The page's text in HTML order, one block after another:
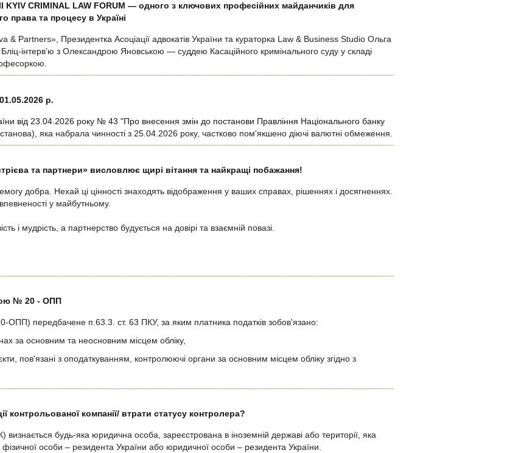
CRIMINAL LAW FORUM — одного з ключових професійних майданчиків для
права та процесу в Україні
Президентка Асоціації адвокатів України та кураторка Law & Business Studio Ольга
інтерв’ю з Олександрою Яновською — суддею Касаційного кримінального суду у складі
р.
від 23.04.2026 року № 43 "Про внесення змін до постанови Правління Національного банку
яка набрала чинності з 25.04.2026 року, частково пом'якшено діючі валютні обмеження.
та партнери» висловлює щирі вітання та найкращі побажання!
добра. Нехай ці цінності знаходять відображення у ваших справах, рішеннях і досягненнях.
у майбутньому.
і мудрість, а партнерство будується на довірі та взаємній повазі.
№ 20 - ОПП
передбачене п.63.3. ст. 63 ПКУ, за яким платника податків зобов'язано:
за основним та неосновним місцем обліку,
пов'язані з оподаткуванням, контролюючі органи за основним місцем обліку згідно з
контрольованої компанії/ втрати статусу контролера?
будь-яка юридична особа, зареєстрована в іноземній державі або території, яка
особи – резидента України або юридичної особи – резидента України.